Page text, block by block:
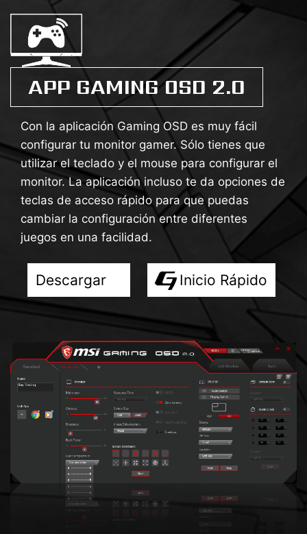
APP GAMING OSD 2.0
Con la aplicación Gaming OSD es muy fácil
configurar tu monitor gamer. Sólo tienes que
utilizar el teclado y el mouse para configurar el
monitor. La aplicación incluso te da opciones de
teclas de acceso rápido para que puedas
cambiar la configuración entre diferentes
juegos en una facilidad.
Descargar Inicio Rápido